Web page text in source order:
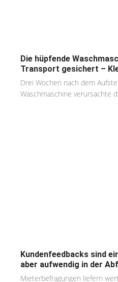
Die hüpfende
Transport gesichert –
Drei Wochen nach dem
Waschmaschine verursachte
Kundenfeedbacks sind
aber aufwendig in der
Mieterbefragungen liefern